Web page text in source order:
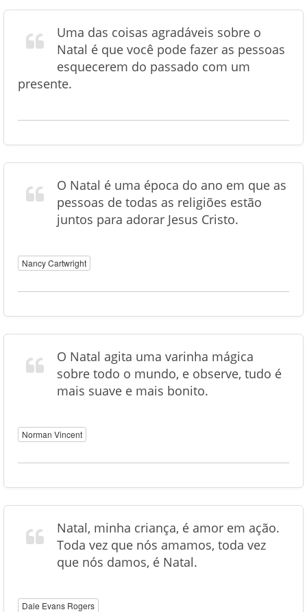
Uma das coisas agradáveis sobre o
Natal é que você pode fazer as pessoas
esquecerem do passado com um
presente.
O Natal é uma época do ano em que as
pessoas de todas as religiões estão
juntos para adorar Jesus Cristo.
Nancy Cartwright
O Natal agita uma varinha mágica
sobre todo o mundo, e observe, tudo é
mais suave e mais bonito.
Norman Vincent
Natal, minha criança, é amor em ação.
Toda vez que nós amamos, toda vez
que nós damos, é Natal.
Dale Evans Rogers